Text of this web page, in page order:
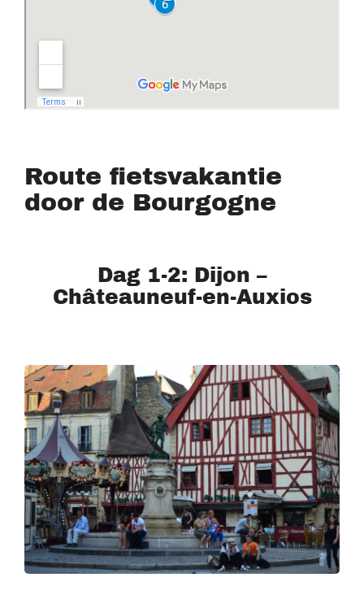
Route fietsvakantie
door de Bourgogne
Dag 1-2: Dijon –
Châteauneuf-en-Auxios